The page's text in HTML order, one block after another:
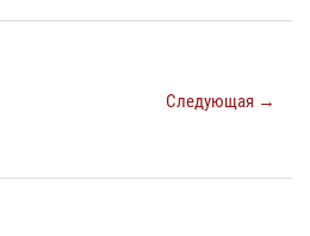
Следующая →